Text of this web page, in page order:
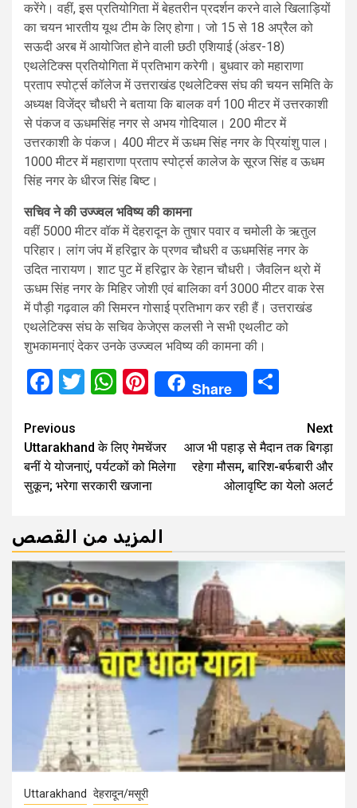
करेंगे। वहीं, इस प्रतियोगिता में बेहतरीन प्रदर्शन करने वाले खिलाड़ियों
का चयन भारतीय यूथ टीम के लिए होगा। जो 15 से 18 अप्रैल को
सऊदी अरब में आयोजित होने वाली छठी एशियाई (अंडर-18)
एथलेटिक्स प्रतियोगिता में प्रतिभाग करेगी। बुधवार को महाराणा
प्रताप स्पोर्ट्स कॉलेज में उत्तराखंड एथलेटिक्स संघ की चयन समिति के
अध्यक्ष विजेंद्र चौधरी ने बताया कि बालक वर्ग 100 मीटर में उत्तरकाशी
से पंकज व ऊधमसिंह नगर से अभय गोदियाल। 200 मीटर में
उत्तरकाशी के पंकज। 400 मीटर में ऊधम सिंह नगर के प्रियांशु पाल।
1000 मीटर में महाराणा प्रताप स्पोर्ट्स कालेज के सूरज सिंह व ऊधम
सिंह नगर के धीरज सिंह बिष्ट।
सच‍िव ने की उज्‍ज्‍वल भव‍िष्‍य की कामना
वहीं 5000 मीटर वॉक में देहरादून के तुषार पवार व चमोली के ऋतुल
परिहार। लांग जंप में हरिद्वार के प्रणव चौधरी व ऊधमसिंह नगर के
उदित नारायण। शाट पुट में हरिद्वार के रेहान चौधरी। जैवलिन थ्रो में
ऊधम सिंह नगर के मिहिर जोशी एवं बालिका वर्ग 3000 मीटर वाक रेस
में पौड़ी गढ़वाल की सिमरन गोसाई प्रतिभाग कर रही हैं। उत्तराखंड
एथलेटिक्स संघ के सचिव केजेएस कलसी ने सभी एथलीट को
शुभकामनाएं देकर उनके उज्ज्वल भविष्य की कामना की।
Facebook
Twitter
WhatsApp
Pinterest
Share
Continue
Reading
Previous
Uttarakhand के लिए गेमचेंजर
बनीं ये योजनाएं, पर्यटकों को मिलेगा
सुकून; भरेगा सरकारी खजाना
Next
आज भी पहाड़ से मैदान तक बिगड़ा
रहेगा मौसम, बारिश-बर्फबारी और
ओलावृष्टि का येलो अलर्ट
المزيد من القصص
Uttarakhand देहरादून/मसूरी